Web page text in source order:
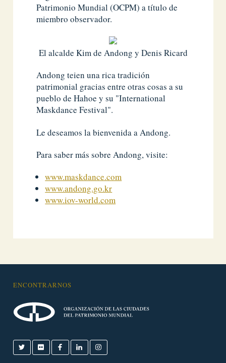
Patrimonio Mundial (OCPM) a título de
miembro observador.
El alcalde Kim de Andong y Denis Ricard
Andong teien una rica tradición
patrimonial gracias entre otras cosas a su
pueblo de Hahoe y su "International
Maskdance Festival".
Le deseamos la bienvenida a Andong.
Para saber más sobre Andong, visite:
www.maskdance.com
www.andong.go.kr
www.iov-world.com
ENCONTRARNOS